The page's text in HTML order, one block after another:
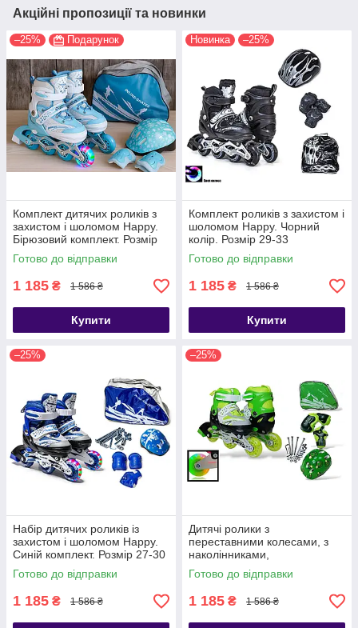
Акційні пропозиції та новинки
–25% Подарунок
Комплект дитячих роликів з
захистом і шоломом Happy.
Бірюзовий комплект. Розмір
29-33
Готово до відправки
1 185 ₴ 1 586 ₴
Купити
Новинка –25%
Комплект роликів з захистом і
шоломом Happy. Чорний
колір. Розмір 29-33
Готово до відправки
1 185 ₴ 1 586 ₴
Купити
–25%
Набір дитячих роликів із
захистом і шоломом Happy.
Синій комплект. Розмір 27-30
Готово до відправки
1 185 ₴ 1 586 ₴
–25%
Дитячі ролики з
переставними колесами, з
наколінниками,
налокітниками та шоломом
Happy. Зелений колір. Розмір
27-30
Готово до відправки
1 185 ₴ 1 586 ₴